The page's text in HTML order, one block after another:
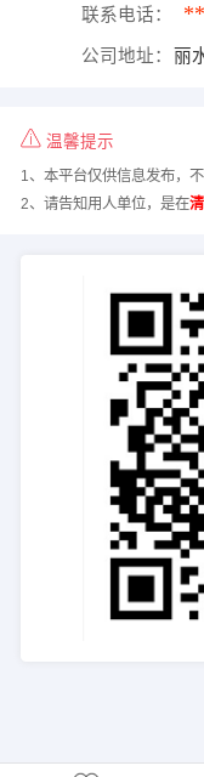
联系电话：
公司地址： 丽
温馨提示
1、本平台仅供信息发布，
2、请告知用人单位，是在